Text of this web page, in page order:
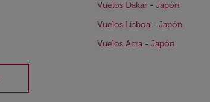
Vuelos Dakar - Japón
Vuelos Lisboa - Japón
Vuelos Acra - Japón